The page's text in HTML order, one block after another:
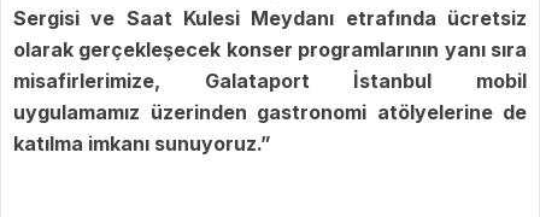
Sergisi ve Saat Kulesi Meydanı etrafında ücretsiz
olarak gerçekleşecek konser programlarının yanı sıra
misafirlerimize, Galataport İstanbul mobil
uygulamamız üzerinden gastronomi atölyelerine de
katılma imkanı sunuyoruz.”